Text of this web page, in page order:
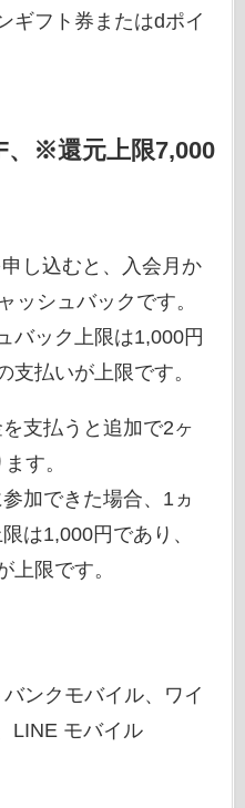
ギフト券またはdポイ
、※還元上限7,000
し込むと、入会月か
ッシュバックです。
バック上限は1,000円
支払いが上限です。
支払うと追加で2ヶ
す。
加できた場合、1ヵ
は1,000円であり、
上限です。
ンクモバイル、ワイ
LINE モバイル